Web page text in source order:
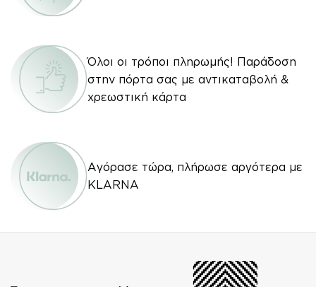
Όλοι οι τρόποι πληρωμής! Παράδοση
στην πόρτα σας με αντικαταβολή &
χρεωστική κάρτα
Αγόρασε τώρα, πλήρωσε αργότερα με
KLARNA